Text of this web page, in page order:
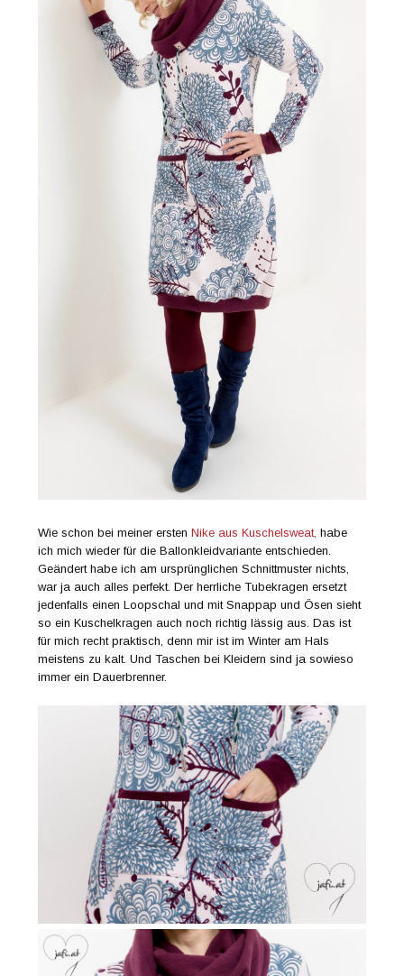
Wie schon bei meiner erstenNike aus Kuschelsweat, habe
ich mich wieder für die Ballonkleidvariante entschieden.
Geändert habe ich am ursprünglichen Schnittmuster nichts,
war ja auch alles perfekt. Der herrliche Tubekragen ersetzt
jedenfalls einen Loopschal und mit Snappap und Ösen sieht
so ein Kuschelkragen auch noch richtig lässig aus. Das ist
für mich recht praktisch, denn mir ist im Winter am Hals
meistens zu kalt. Und Taschen bei Kleidern sind ja sowieso
immer ein Dauerbrenner.